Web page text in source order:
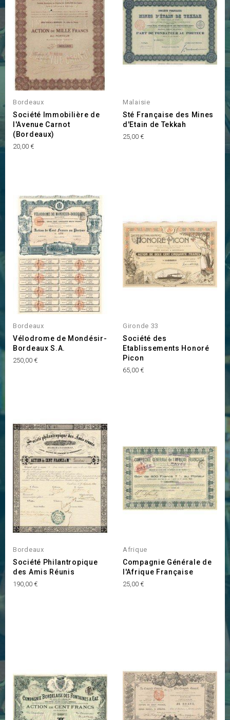
Bordeaux
Société Immobilière de
l'Avenue Carnot
(Bordeaux)
Prix
20,00 €
Malaisie
Sté Française des Mines
d'Etain de Tekkah
Prix
25,00 €
Bordeaux
Vélodrome de Mondésir-
Bordeaux S.A.
Prix
250,00 €
Gironde 33
Société des
Etablissements Honoré
Picon
Prix
65,00 €
Bordeaux
Société Philantropique
des Amis Réunis
Prix
190,00 €
Afrique
Compagnie Générale de
l'Afrique Française
Prix
25,00 €